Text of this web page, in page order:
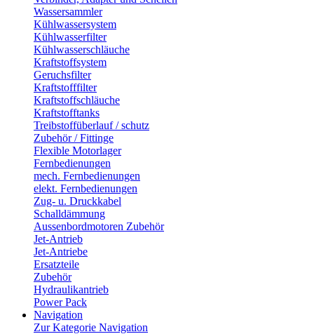
Wassersammler
Kühlwassersystem
Kühlwasserfilter
Kühlwasserschläuche
Kraftstoffsystem
Geruchsfilter
Kraftstofffilter
Kraftstoffschläuche
Kraftstofftanks
Treibstoffüberlauf / schutz
Zubehör / Fittinge
Flexible Motorlager
Fernbedienungen
mech. Fernbedienungen
elekt. Fernbedienungen
Zug- u. Druckkabel
Schalldämmung
Aussenbordmotoren Zubehör
Jet-Antrieb
Jet-Antriebe
Ersatzteile
Zubehör
Hydraulikantrieb
Power Pack
Navigation
Zur Kategorie Navigation